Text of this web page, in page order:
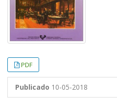
PDF
Publicado 10-05-2018